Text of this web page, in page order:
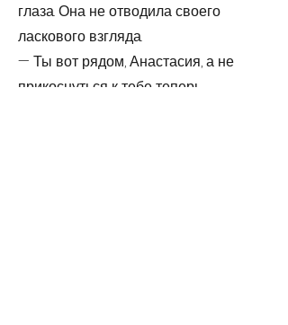
глаза. Она не отводила своего
ласкового взгляда.
— Ты вот рядом, Анастасия, а не
прикоснуться к тебе теперь.